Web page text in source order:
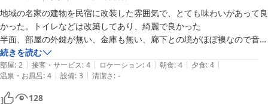
地域の名家の建物を民宿に改装した雰囲気で、とても味わいがあって良
かった。トイレなどは改築してあり、綺麗で良かった
半面、部屋の外鍵が無い、金庫も無い、廊下との境がほぼ襖なので音漏
れ＆人の気配が、、、など仕方の無い面もあるが、人を選ぶかもしれな
い。食事は軽食プランだったが、しっかりした物を頂けた。また女将さ
んも良い方で、色々書いたが、また訪れたいと思える宿だった。
続きを読む
部屋: 2 | 接客・サービス: 4 | ロケーション: 4 | 朝食: 4 | 夕食: 4 |
温泉・お風呂: 4 | 設備: 3 | 清潔さ: -
128